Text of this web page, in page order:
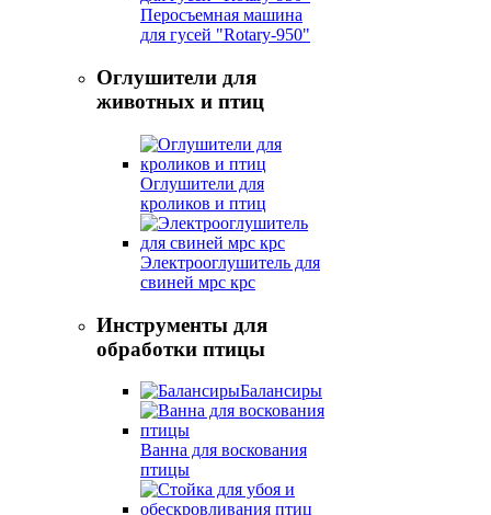
Перосъемная машина
для гусей "Rotary-950"
Оглушители для
животных и птиц
Оглушители для
кроликов и птиц
Электрооглушитель для
свиней мрс крс
Инструменты для
обработки птицы
Балансиры
Ванна для воскования
птицы